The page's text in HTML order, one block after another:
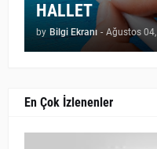
HALLET
by Bilgi Ekranı - Ağustos
En Çok İzlenenler